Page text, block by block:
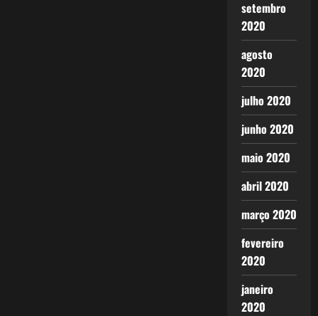
setembro
2020
agosto
2020
julho 2020
junho 2020
maio 2020
abril 2020
março 2020
fevereiro
2020
janeiro
2020